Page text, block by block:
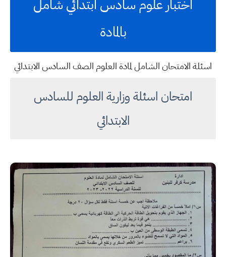
اختبار علوم سادس ابتدائي شامل
بالمادة
اسئلة الامتحان الشامل لمادة العلوم الصف السادس الابتدائي
امتحان اسئلة وزارية العلوم للسادس
الابتدائي